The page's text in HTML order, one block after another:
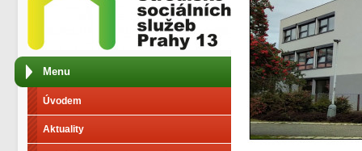
Menu
Úvodem
Aktuality